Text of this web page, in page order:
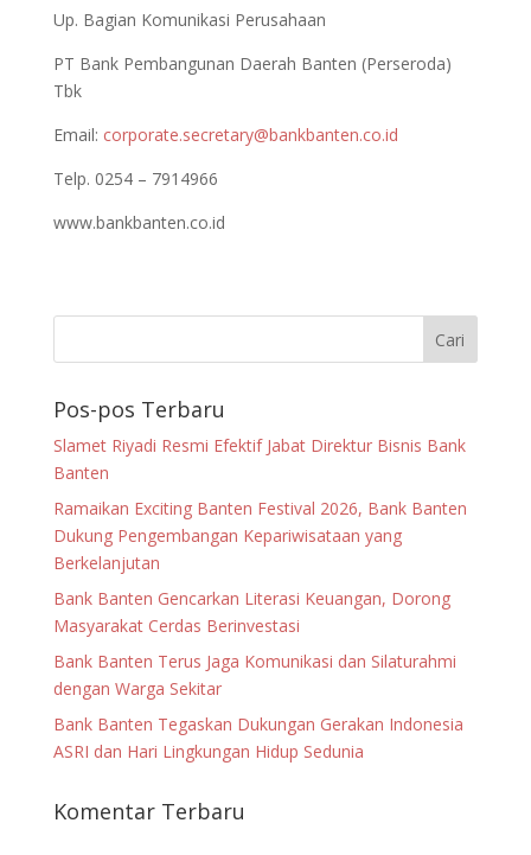
Up. Bagian Komunikasi Perusahaan
PT Bank Pembangunan Daerah Banten (Perseroda)
Tbk
Email: corporate.secretary@bankbanten.co.id
Telp. 0254 – 7914966
www.bankbanten.co.id
Pos-pos Terbaru
Slamet Riyadi Resmi Efektif Jabat Direktur Bisnis Bank
Banten
Ramaikan Exciting Banten Festival 2026, Bank Banten
Dukung Pengembangan Kepariwisataan yang
Berkelanjutan
Bank Banten Gencarkan Literasi Keuangan, Dorong
Masyarakat Cerdas Berinvestasi
Bank Banten Terus Jaga Komunikasi dan Silaturahmi
dengan Warga Sekitar
Bank Banten Tegaskan Dukungan Gerakan Indonesia
ASRI dan Hari Lingkungan Hidup Sedunia
Komentar Terbaru